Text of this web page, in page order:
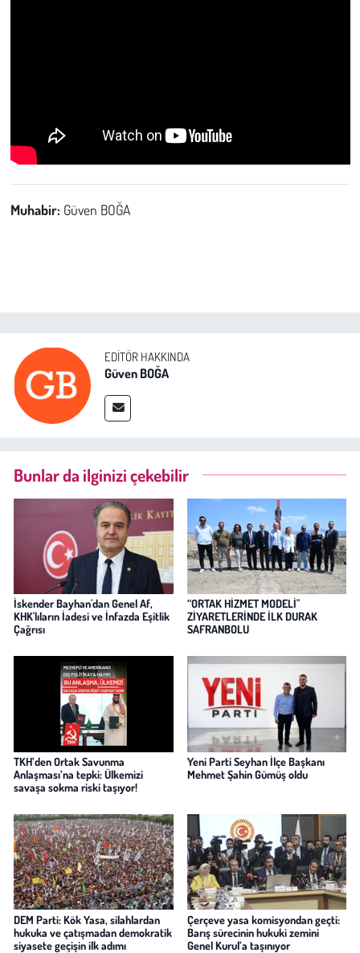
Muhabir: Güven BOĞA
EDITÖR HAKKINDA
Güven BOĞA
Bunlar da ilginizi çekebilir
İskender Bayhan'dan Genel Af,
KHK'lıların İadesi ve İnfazda Eşitlik
Çağrısı
“ORTAK HİZMET MODELİ"
ZİYARETLERİNDE İLK DURAK
SAFRANBOLU
TKH’den Ortak Savunma
Anlaşması’na tepki: Ülkemizi
savaşa sokma riski taşıyor!
Yeni Parti Seyhan İlçe Başkanı
Mehmet Şahin Gümüş oldu
DEM Parti: Kök Yasa, silahlardan
hukuka ve çatışmadan demokratik
siyasete geçişin ilk adımı
Çerçeve yasa komisyondan geçti:
Barış sürecinin hukuki zemini
Genel Kurul’a taşınıyor